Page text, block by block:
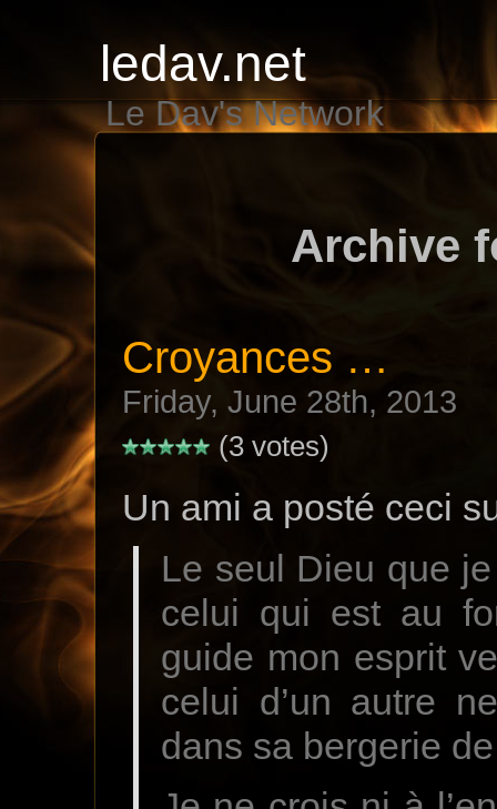
ledav.net
Le Dav's Network
Archive
Croyances …
Friday, June 28th, 2013
(3 votes)
Un ami a posté ceci
Le seul Dieu que
celui qui est au
guide mon esprit
celui d’un autre
dans sa bergerie